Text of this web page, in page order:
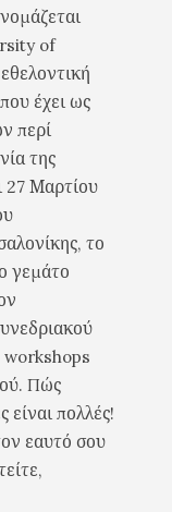
of
έχει ως
περί
της
27 Μαρτίου
το
γεμάτο
workshops
Πώς
είναι πολλές!
εαυτό σου